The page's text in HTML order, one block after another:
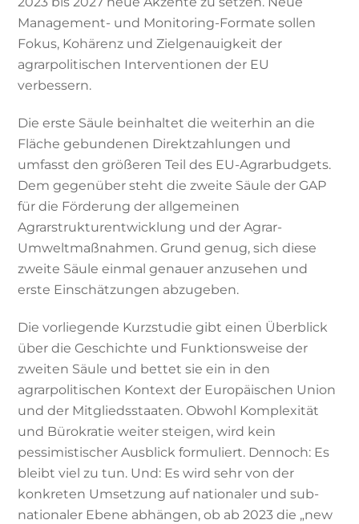
Management- und Monitoring-Formate sollen
Fokus, Kohärenz und Zielgenauigkeit der
agrarpolitischen Interventionen der EU
verbessern.
Die erste Säule beinhaltet die weiterhin an die
Fläche gebundenen Direktzahlungen und
umfasst den größeren Teil des EU-Agrarbudgets.
Dem gegenüber steht die zweite Säule der GAP
für die Förderung der allgemeinen
Agrarstrukturentwicklung und der Agrar-
Umweltmaßnahmen. Grund genug, sich diese
zweite Säule einmal genauer anzusehen und
erste Einschätzungen abzugeben.
Die vorliegende Kurzstudie gibt einen Überblick
über die Geschichte und Funktionsweise der
zweiten Säule und bettet sie ein in den
agrarpolitischen Kontext der Europäischen Union
und der Mitgliedsstaaten. Obwohl Komplexität
und Bürokratie weiter steigen, wird kein
pessimistischer Ausblick formuliert. Dennoch: Es
bleibt viel zu tun. Und: Es wird sehr von der
konkreten Umsetzung auf nationaler und sub-
nationaler Ebene abhängen, ob ab 2023 die „new